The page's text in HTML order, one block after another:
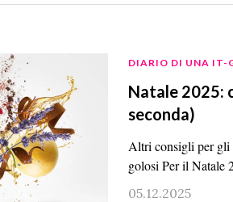
DIARIO DI UNA IT-
Natale 2025:
seconda)
Altri consigli per gli
golosi Per il Natale
05.12.2025